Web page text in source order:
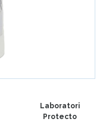
Laboratori
Protecto